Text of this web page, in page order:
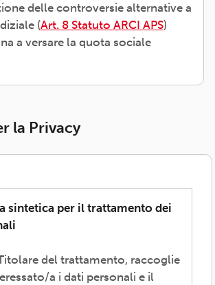
delle controversie alternative a
(Art. 8 Statuto ARCI APS)
a versare la quota sociale
la Privacy
sintetica per il trattamento dei
Titolare del trattamento, raccoglie
a i dati personali e il